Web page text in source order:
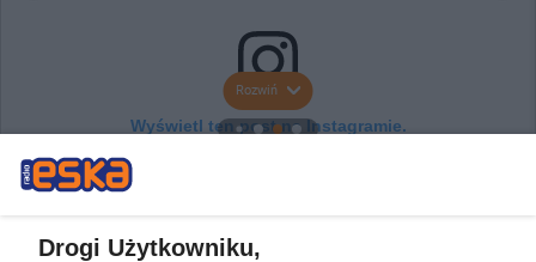
Wyświetl ten post na Instagramie.
Rozwiń
Drogi Użytkowniku,